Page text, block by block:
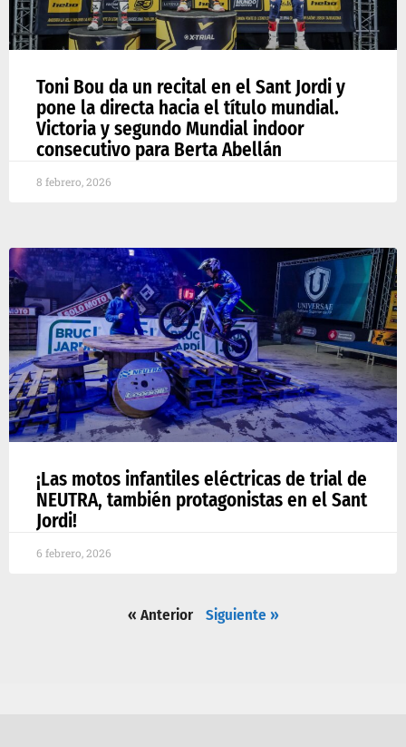
Toni Bou da un recital en el Sant Jordi y
pone la directa hacia el título mundial.
Victoria y segundo Mundial indoor
consecutivo para Berta Abellán
8 febrero, 2026
¡Las motos infantiles eléctricas de trial de
NEUTRA, también protagonistas en el Sant
Jordi!
6 febrero, 2026
« Anterior Siguiente »